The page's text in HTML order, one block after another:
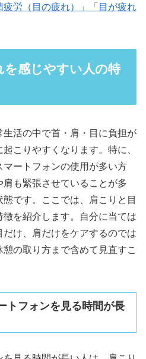
疲労（目の疲れ）」「目が疲れ
を感じやすい人の特
活の中で首・肩・目に負担が
こりやすくなります。特に、
ートフォンの使用が多い方
も緊張させていることが多
です。ここでは、肩こりと目
を紹介します。自分に当ては
だけ、肩だけをケアするのでは
の取り方まで含めて見直すこ
トフォンを見る時間が長